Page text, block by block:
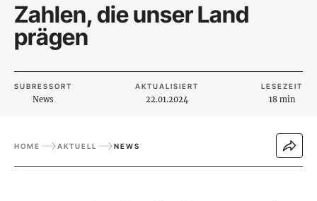
Zahlen, die unser Land
prägen
SUBRESSORT
News
AKTUALISIERT
22.01.2024
LESEZEIT
18 min
HOME AKTUELL NEWS